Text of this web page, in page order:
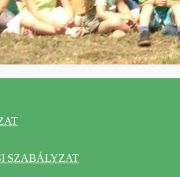
SZABÁLYZAT